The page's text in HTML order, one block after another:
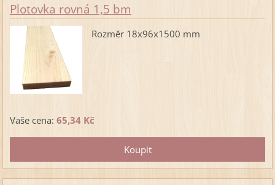
Plotovka rovná 1,5 bm
Rozměr 18x96x1500 mm
Vaše cena: 65,34 Kč